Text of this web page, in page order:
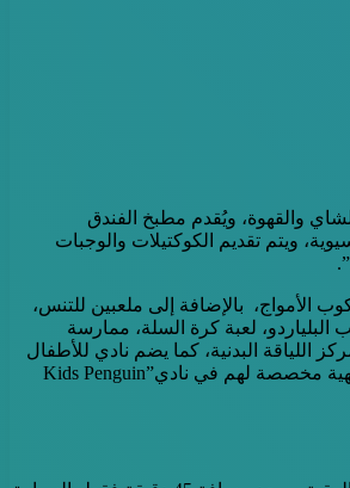
والقهوة، ويُقدم مطبخ الفندق
ويتم تقديم الكوكتيلات والوجبات
الأمواج، بالإضافة إلى ملعبين للتنس،
البلياردو، لعبة كرة السلة، ممارسة
اللياقة البدنية، كما يضم نادي للأطفال
للاستمتاع بأنشطة ترفيهية مخصصة لهم في نادي”Kids Penguin